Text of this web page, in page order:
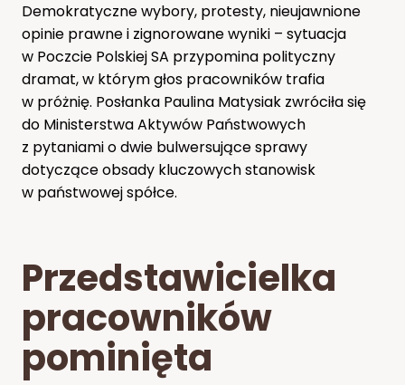
Demokratyczne wybory, protesty, nieujawnione
opinie prawne i zignorowane wyniki – sytuacja
w Poczcie Polskiej SA przypomina polityczny
dramat, w którym głos pracowników trafia
w próżnię. Posłanka Paulina Matysiak zwróciła się
do Ministerstwa Aktywów Państwowych
z pytaniami o dwie bulwersujące sprawy
dotyczące obsady kluczowych stanowisk
w państwowej spółce.
Przedstawicielka
pracowników
pominięta